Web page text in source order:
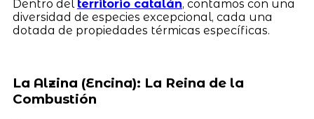
Dentro del territorio catalán, contamos con una
diversidad de especies excepcional, cada una
dotada de propiedades térmicas específicas.
La Alzina (Encina): La Reina de la
Combustión